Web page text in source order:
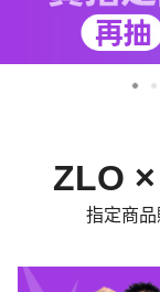
ZLO
指定商